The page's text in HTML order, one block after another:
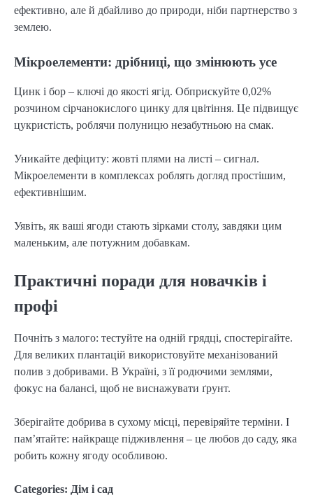
ефективно, але й дбайливо до природи, ніби партнерство з
землею.
Мікроелементи: дрібниці, що змінюють усе
Цинк і бор – ключі до якості ягід. Обприскуйте 0,02%
розчином сірчанокислого цинку для цвітіння. Це підвищує
цукристість, роблячи полуницю незабутньою на смак.
Уникайте дефіциту: жовті плями на листі – сигнал.
Мікроелементи в комплексах роблять догляд простішим,
ефективнішим.
Уявіть, як ваші ягоди стають зірками столу, завдяки цим
маленьким, але потужним добавкам.
Практичні поради для новачків і
профі
Почніть з малого: тестуйте на одній грядці, спостерігайте.
Для великих плантацій використовуйте механізований
полив з добривами. В Україні, з її родючими землями,
фокус на балансі, щоб не виснажувати ґрунт.
Зберігайте добрива в сухому місці, перевіряйте терміни. І
пам’ятайте: найкраще підживлення – це любов до саду, яка
робить кожну ягоду особливою.
Categories: Дім і сад